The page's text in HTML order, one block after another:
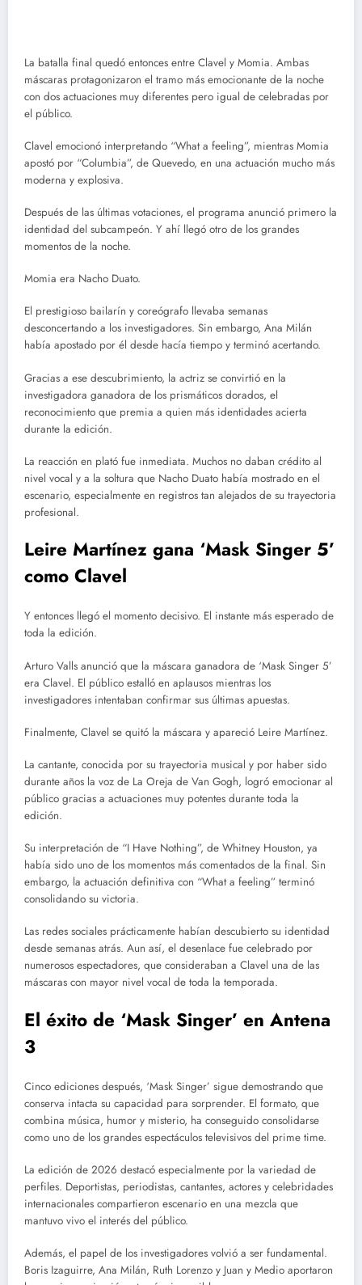
La batalla final quedó entonces entre Clavel y Momia. Ambas
máscaras protagonizaron el tramo más emocionante de la noche
con dos actuaciones muy diferentes pero igual de celebradas por
el público.
Clavel emocionó interpretando “What a feeling”, mientras Momia
apostó por “Columbia”, de Quevedo, en una actuación mucho más
moderna y explosiva.
Después de las últimas votaciones, el programa anunció primero la
identidad del subcampeón. Y ahí llegó otro de los grandes
momentos de la noche.
Momia era Nacho Duato.
El prestigioso bailarín y coreógrafo llevaba semanas
desconcertando a los investigadores. Sin embargo, Ana Milán
había apostado por él desde hacía tiempo y terminó acertando.
Gracias a ese descubrimiento, la actriz se convirtió en la
investigadora ganadora de los prismáticos dorados, el
reconocimiento que premia a quien más identidades acierta
durante la edición.
La reacción en plató fue inmediata. Muchos no daban crédito al
nivel vocal y a la soltura que Nacho Duato había mostrado en el
escenario, especialmente en registros tan alejados de su trayectoria
profesional.
Leire Martínez gana ‘Mask Singer 5’
como Clavel
Y entonces llegó el momento decisivo. El instante más esperado de
toda la edición.
Arturo Valls anunció que la máscara ganadora de ‘Mask Singer 5’
era Clavel. El público estalló en aplausos mientras los
investigadores intentaban confirmar sus últimas apuestas.
Finalmente, Clavel se quitó la máscara y apareció Leire Martínez.
La cantante, conocida por su trayectoria musical y por haber sido
durante años la voz de La Oreja de Van Gogh, logró emocionar al
público gracias a actuaciones muy potentes durante toda la
edición.
Su interpretación de “I Have Nothing”, de Whitney Houston, ya
había sido uno de los momentos más comentados de la final. Sin
embargo, la actuación definitiva con “What a feeling” terminó
consolidando su victoria.
Las redes sociales prácticamente habían descubierto su identidad
desde semanas atrás. Aun así, el desenlace fue celebrado por
numerosos espectadores, que consideraban a Clavel una de las
máscaras con mayor nivel vocal de toda la temporada.
El éxito de ‘Mask Singer’ en Antena
3
Cinco ediciones después, ‘Mask Singer’ sigue demostrando que
conserva intacta su capacidad para sorprender. El formato, que
combina música, humor y misterio, ha conseguido consolidarse
como uno de los grandes espectáculos televisivos del prime time.
La edición de 2026 destacó especialmente por la variedad de
perfiles. Deportistas, periodistas, cantantes, actores y celebridades
internacionales compartieron escenario en una mezcla que
mantuvo vivo el interés del público.
Además, el papel de los investigadores volvió a ser fundamental.
Boris Izaguirre, Ana Milán, Ruth Lorenzo y Juan y Medio aportaron